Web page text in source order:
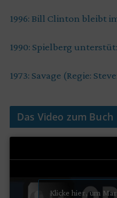
1996: Bill Clinton bleibt
1990: Spielberg
1973: Savage (Regie:
Das Video zum Buch
Klicke hier, um